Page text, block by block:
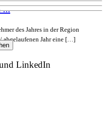
...
des Jahres in der Region
abgelaufenen Jahr eine […]
LinkedIn